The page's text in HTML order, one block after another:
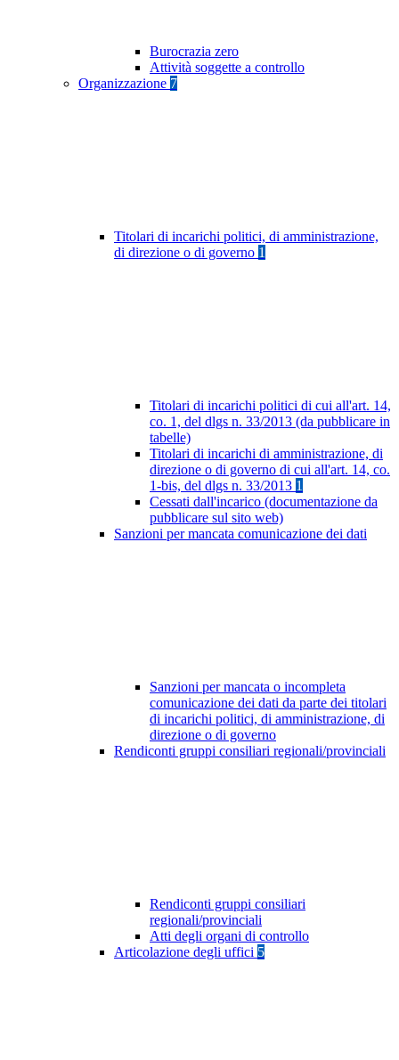
Burocrazia zero
Attività soggette a controllo
Organizzazione 7
Titolari di incarichi politici, di amministrazione,
di direzione o di governo 1
Titolari di incarichi politici di cui all'art. 14,
co. 1, del dlgs n. 33/2013 (da pubblicare in
tabelle)
Titolari di incarichi di amministrazione, di
direzione o di governo di cui all'art. 14, co.
1-bis, del dlgs n. 33/2013 1
Cessati dall'incarico (documentazione da
pubblicare sul sito web)
Sanzioni per mancata comunicazione dei dati
Sanzioni per mancata o incompleta
comunicazione dei dati da parte dei titolari
di incarichi politici, di amministrazione, di
direzione o di governo
Rendiconti gruppi consiliari regionali/provinciali
Rendiconti gruppi consiliari
regionali/provinciali
Atti degli organi di controllo
Articolazione degli uffici 5